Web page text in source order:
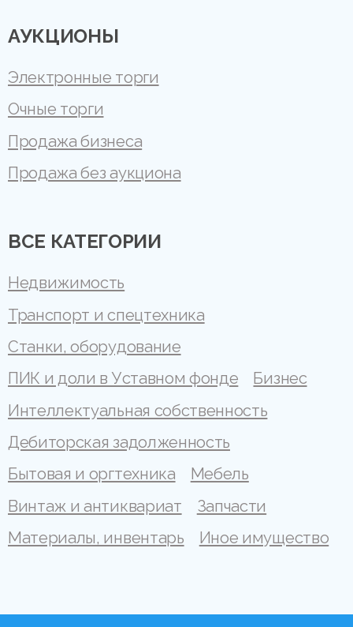
АУКЦИОНЫ
Электронные торги
Очные торги
Продажа бизнеса
Продажа без аукциона
ВСЕ КАТЕГОРИИ
Недвижимость
Транспорт и спецтехника
Станки, оборудование
ПИК и доли в Уставном фонде
Бизнес
Интеллектуальная собственность
Дебиторская задолженность
Бытовая и оргтехника
Мебель
Винтаж и антиквариат
Запчасти
Материалы, инвентарь
Иное имущество